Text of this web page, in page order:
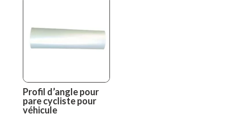
Profil d’angle pour
pare cycliste pour
véhicule